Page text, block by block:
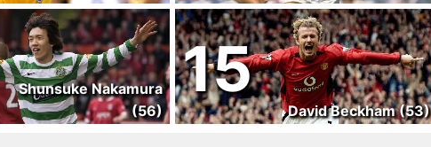
Shunsuke Nakamura
(56)
15
David Beckham (53)